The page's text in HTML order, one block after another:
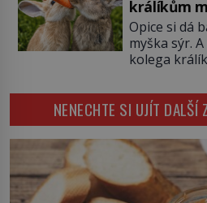
dokáže
bychom
pozornost
astronomů.
něco
Naprosto
Gary
zkoumají
Průzkumu
králíkům
Opice si dá
myška sýr.
kolega
podobné
zvířat často
doma
můžete. A
chutnat,
jako
NENECHTE SI UJÍT DALŠÍ